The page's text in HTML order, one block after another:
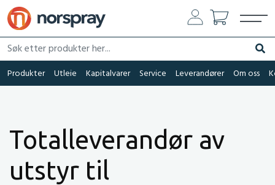
Søk etter produkter her...
Søk
Produkter Utleie Kapitalvarer Service Leverandører Om oss
Totalleverandør av
utstyr til